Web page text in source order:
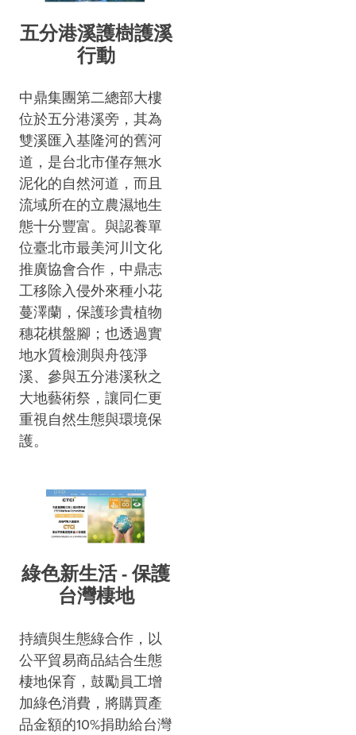
五分港溪護樹護溪
行動
中鼎集團第二總部大樓
位於五分港溪旁，其為
雙溪匯入基隆河的舊河
道，是台北市僅存無水
泥化的自然河道，而且
流域所在的立農濕地生
態十分豐富。與認養單
位臺北市最美河川文化
推廣協會合作，中鼎志
工移除入侵外來種小花
蔓澤蘭，保護珍貴植物
穗花棋盤腳；也透過實
地水質檢測與舟筏淨
溪、參與五分港溪秋之
大地藝術祭，讓同仁更
重視自然生態與環境保
護。
綠色新生活 - 保護
台灣棲地
持續與生態綠合作，以
公平貿易商品結合生態
棲地保育，鼓勵員工增
加綠色消費，將購買產
品金額的10%捐助給台灣